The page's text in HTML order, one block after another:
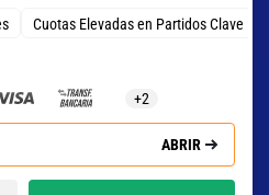
Cuotas Elevadas en Partidos Clave
+2
ABRIR